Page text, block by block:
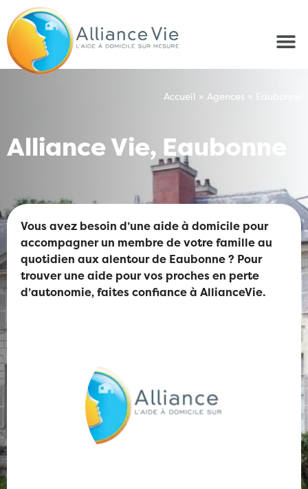
Accueil » Agences Eaubonne
Alliance Vie, Eaubonne
Vous avez besoin d’une aide à domicile pour
accompagner un membre de votre famille au
quotidien aux alentour de Eaubonne ? Pour
trouver une aide pour vos proches en perte
d’autonomie, faites confiance à AllianceVie.